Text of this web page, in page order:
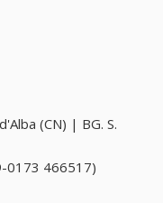
(CN) | BG. S.
0173 466517)